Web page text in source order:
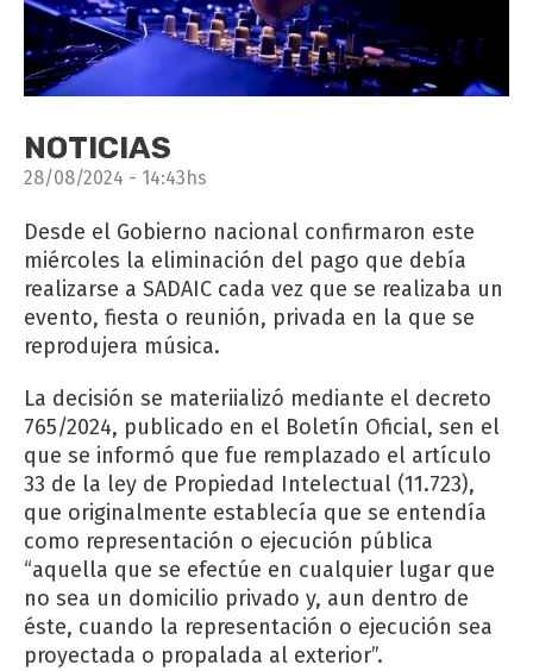
NOTICIAS
28/08/2024 - 14:43hs
Desde el Gobierno nacional confirmaron este
miércoles la eliminación del pago que debía
realizarse a SADAIC cada vez que se realizaba un
evento, fiesta o reunión, privada en la que se
reprodujera música.
La decisión se materiializó mediante el decreto
765/2024, publicado en el Boletín Oficial, sen el
que se informó que fue remplazado el artículo
33 de la ley de Propiedad Intelectual (11.723),
que originalmente establecía que se entendía
como representación o ejecución pública
“aquella que se efectúe en cualquier lugar que
no sea un domicilio privado y, aun dentro de
éste, cuando la representación o ejecución sea
proyectada o propalada al exterior”.